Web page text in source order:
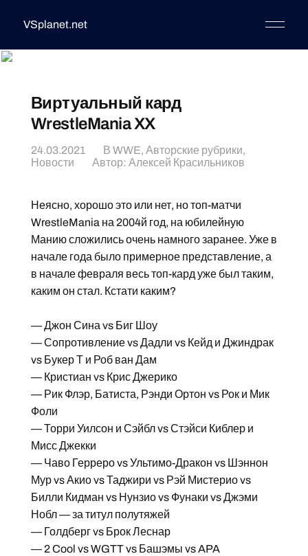
VSplanet.net
Виртуальный кард
WrestleMania XX
24.03.2021 В WWE, Авторские рубрики,
Новости
Автор: Алексей Красильников
Неясно, хорошо это или нет, но топ-матчи
WrestleMania на 2004й год, на юбилейную
Манию сложились очень намного заранее. Уже в
начале года было примерное представление, а
в начале февраля весь топ-кард уже был таким,
каким он стал. Кстати каким?
— Джон Сина vs Биг Шоу
— Сопротивление vs Дадли vs Кейд и Джиндрак
vs Букер Т и Роб ван Дам
— Кристиан vs Крис Джерико
— Рик Флэр, Батиста, Рэнди Ортон vs Рок и Мик
Фоли
— Торри Уилсон и Сэйбл vs Стэйси Киблер и
Мисс Джекки
— Чаво Герреро vs Ультимо-Дракон vs Шэннон
Мур vs Акио vs Таджири vs Рэй Мистерио vs
Билли Кидман vs Нунзио vs Фунаки vs Джэми
Нобл — за титул полутяжей
— Голдберг vs Брок Леснар
— 2 Cool vs WGTT vs Башэмы vs APA